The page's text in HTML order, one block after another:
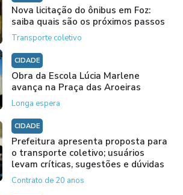
Nova licitação do ônibus em Foz:
saiba quais são os próximos passos
Transporte coletivo
CIDADE
Obra da Escola Lúcia Marlene
avança na Praça das Aroeiras
Longa espera
CIDADE
Prefeitura apresenta proposta para
o transporte coletivo; usuários
levam críticas, sugestões e dúvidas
Contrato de 20 anos